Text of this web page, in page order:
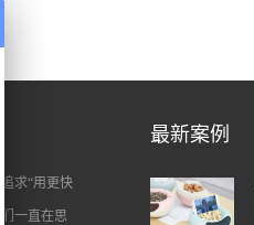
求“用更快
一直在思
最新案例